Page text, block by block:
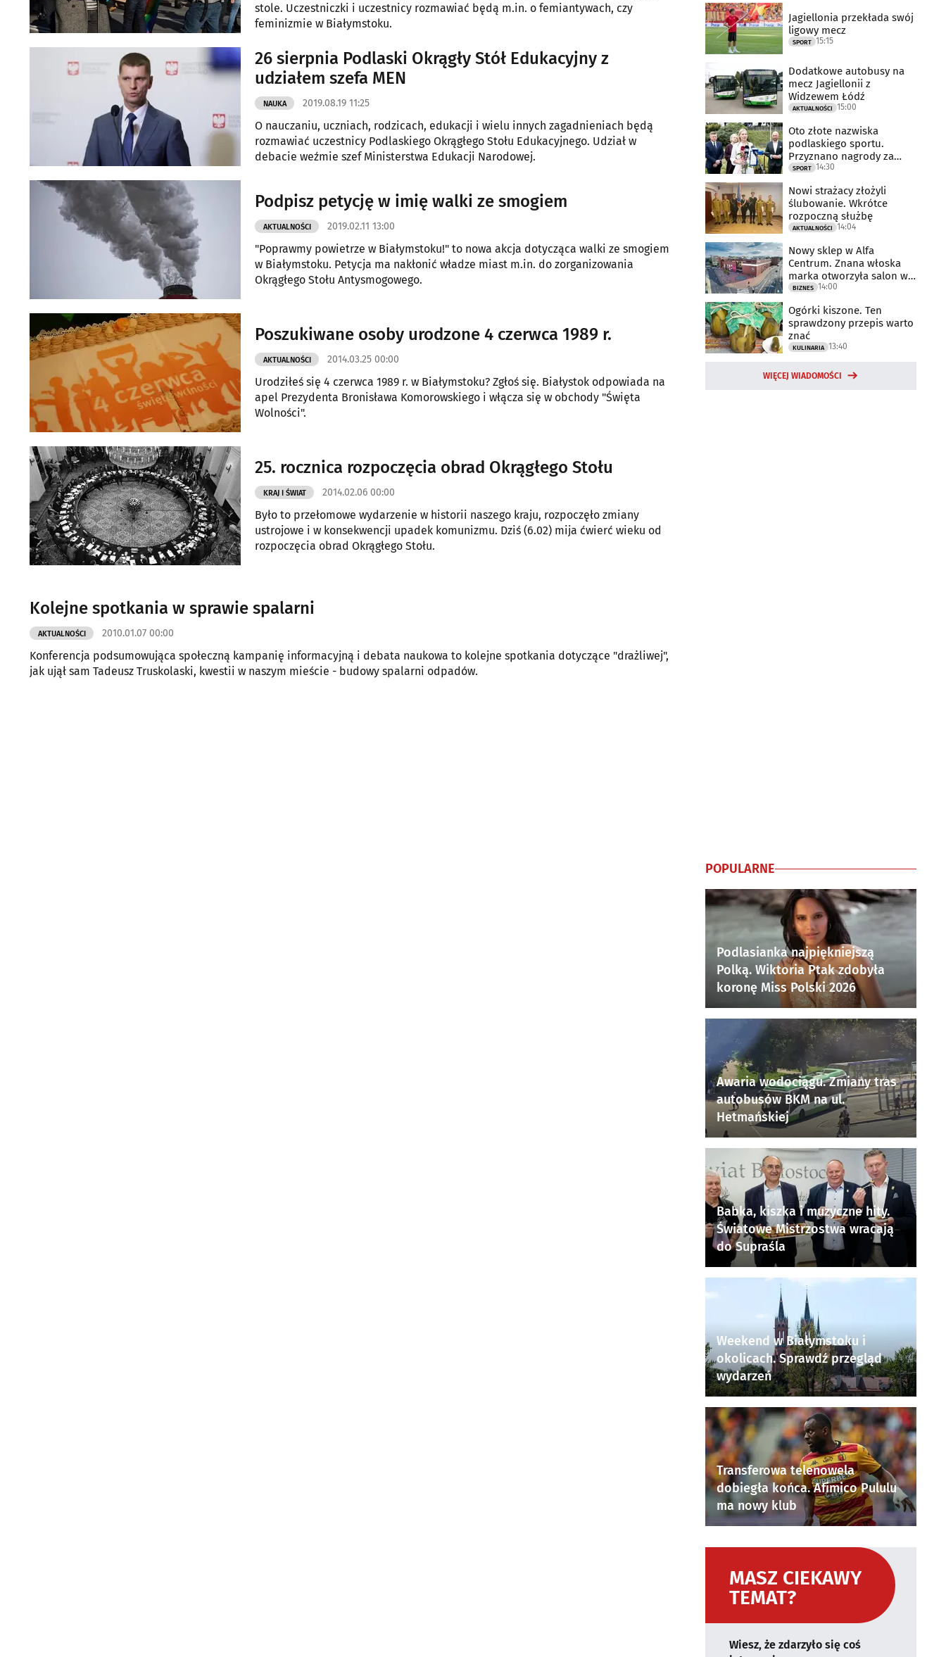
stole. Uczestniczki i uczestnicy rozmawiać będą m.in. o femiantywach, czy
feminizmie w Białymstoku.
26 sierpnia Podlaski Okrągły Stół Edukacyjny z
udziałem szefa MEN
NAUKA 2019.08.19 11:25
O nauczaniu, uczniach, rodzicach, edukacji i wielu innych zagadnieniach będą
rozmawiać uczestnicy Podlaskiego Okrągłego Stołu Edukacyjnego. Udział w
debacie weźmie szef Ministerstwa Edukacji Narodowej.
Podpisz petycję w imię walki ze smogiem
AKTUALNOŚCI 2019.02.11 13:00
"Poprawmy powietrze w Białymstoku!" to nowa akcja dotycząca walki ze smogiem
w Białymstoku. Petycja ma nakłonić władze miast m.in. do zorganizowania
Okrągłego Stołu Antysmogowego.
Poszukiwane osoby urodzone 4 czerwca 1989 r.
AKTUALNOŚCI 2014.03.25 00:00
Urodziłeś się 4 czerwca 1989 r. w Białymstoku? Zgłoś się. Białystok odpowiada na
apel Prezydenta Bronisława Komorowskiego i włącza się w obchody "Święta
Wolności".
25. rocznica rozpoczęcia obrad Okrągłego Stołu
KRAJ I ŚWIAT 2014.02.06 00:00
Było to przełomowe wydarzenie w historii naszego kraju, rozpoczęło zmiany
ustrojowe i w konsekwencji upadek komunizmu. Dziś (6.02) mija ćwierć wieku od
rozpoczęcia obrad Okrągłego Stołu.
Kolejne spotkania w sprawie spalarni
AKTUALNOŚCI 2010.01.07 00:00
Konferencja podsumowująca społeczną kampanię informacyjną i debata naukowa to kolejne spotkania dotyczące "drażliwej",
jak ujął sam Tadeusz Truskolaski, kwestii w naszym mieście - budowy spalarni odpadów.
Jagiellonia przekłada swój
ligowy mecz
SPORT 15:15
Dodatkowe autobusy na
mecz Jagiellonii z
Widzewem Łódź
AKTUALNOŚCI 15:00
Oto złote nazwiska
podlaskiego sportu.
Przyznano nagrody za
2025 rok
SPORT 14:30
Nowi strażacy złożyli
ślubowanie. Wkrótce
rozpoczną służbę
AKTUALNOŚCI 14:04
Nowy sklep w Alfa
Centrum. Znana włoska
marka otworzyła salon w
Białymstoku
BIZNES 14:00
Ogórki kiszone. Ten
sprawdzony przepis warto
znać
KULINARIA 13:40
WIĘCEJ WIADOMOŚCI
POPULARNE
Podlasianka najpiękniejszą
Polką. Wiktoria Ptak zdobyła
koronę Miss Polski 2026
Awaria wodociągu. Zmiany tras
autobusów BKM na ul.
Hetmańskiej
Babka, kiszka i muzyczne hity.
Światowe Mistrzostwa wracają
do Supraśla
Weekend w Białymstoku i
okolicach. Sprawdź przegląd
wydarzeń
Transferowa telenowela
dobiegła końca. Afimico Pululu
ma nowy klub
MASZ CIEKAWY
TEMAT?
Wiesz, że zdarzyło się coś